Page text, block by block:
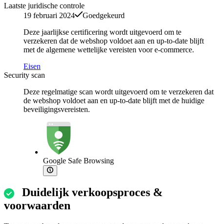
Laatste juridische controle
19 februari 2024
Goedgekeurd
Deze jaarlijkse certificering wordt uitgevoerd om te
verzekeren dat de webshop voldoet aan en up-to-date blijft
met de algemene wettelijke vereisten voor e-commerce.
Eisen
Security scan
Deze regelmatige scan wordt uitgevoerd om te verzekeren dat
de webshop voldoet aan en up-to-date blijft met de huidige
beveiligingsvereisten.
Google Safe Browsing
Duidelijk verkoopsproces &
voorwaarden